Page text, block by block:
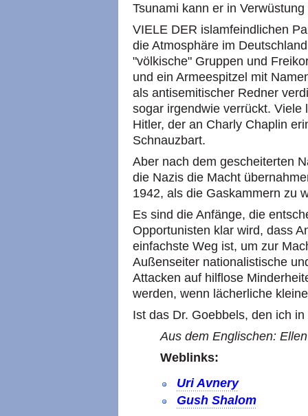
Tsunami kann er in
VIELE DER islamfeindlichen
die Atmosphäre im
"völkische" Gruppen und
und ein Armeespitzel mit
als antisemitischer Redner
sogar irgendwie verrückt.
Hitler, der an Charly Chaplin
Schnauzbart.
Aber nach dem gescheiterten
die Nazis die Macht
1942, als die Gaskammern zu
Es sind die Anfänge, die
Opportunisten klar wird, dass
einfachste Weg ist, um zur
Außenseiter nationalistische
Attacken auf hilflose
werden, wenn lächerliche
Ist das Dr. Goebbels, den ich
Aus dem Englischen:
Weblinks:
Uri Avnery
Gush Shalom